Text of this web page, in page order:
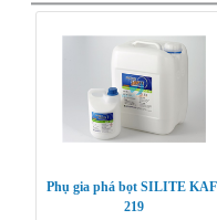
Phụ gia phá bọt SILITE
219